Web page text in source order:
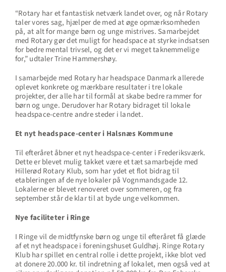
“Rotary har et fantastisk netværk landet over, og når Rotary
taler vores sag, hjælper de med at øge opmærksomheden
på, at alt for mange børn og unge mistrives. Samarbejdet
med Rotary gør det muligt for headspace at styrke indsatsen
for bedre mental trivsel, og det er vi meget taknemmelige
for,” udtaler Trine Hammershøy.
I samarbejde med Rotary har headspace Danmark allerede
oplevet konkrete og mærkbare resultater i tre lokale
projekter, der alle har til formål at skabe bedre rammer for
børn og unge. Derudover har Rotary bidraget til lokale
headspace-centre andre steder i landet.
Et nyt headspace-center i Halsnæs Kommune
Til efteråret åbner et nyt headspace-center i Frederiksværk.
Dette er blevet mulig takket være et tæt samarbejde med
Hillerød Rotary Klub, som har ydet et flot bidrag til
etableringen af de nye lokaler på Vognmandsgade 12.
Lokalerne er blevet renoveret over sommeren, og fra
september står de klar til at byde unge velkommen.
Nye faciliteter i Ringe
I Ringe vil de midtfynske børn og unge til efteråret få glæde
af et nyt headspace i foreningshuset Guldhøj. Ringe Rotary
Klub har spillet en central rolle i dette projekt, ikke blot ved
at donere 20.000 kr. til indretning af lokalet, men også ved at